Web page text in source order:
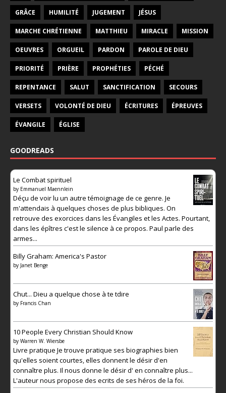
GRÂCE HUMILITÉ JUGEMENT JÉSUS
MARCHE CHRÉTIENNE MATTHIEU MIRACLE MISSION
OEUVRES ORGUEIL PARDON PAROLE DE DIEU
PRIORITÉ PRIÈRE PROPHÉTIES PÉCHÉ
REPENTANCE SALUT SANCTIFICATION SECOURS
VERSETS VOLONTÉ DE DIEU ÉCRITURES ÉPREUVES
ÉVANGILE ÉGLISE
GOODREADS
Le Combat spirituel
by Emmanuel Maennlein
Déçu de voir lu un autre témoignage de ce genre. Je
m'attendais à quelques choses de plus bibliques. On
retrouve des exorcices dans les Évangiles et les Actes. Pourtant,
dans les épîtres c'est le silence à ce propos. Paul parle des
armes...
Billy Graham: America's Pastor
by Janet Benge
Chut... Dieu a quelque chose à te tdire
by Francis Chan
10 People Every Christian Should Know
by Warren W. Wiersbe
Livre pratique Je trouve pratique ses biographies bien
qu'elles soient courtes, elles donnent le désir d'en
connaître plus. Il nous donne le désir d' en connaître plus...
L'auteur nous propose des ecrits de ses héros de la foi.